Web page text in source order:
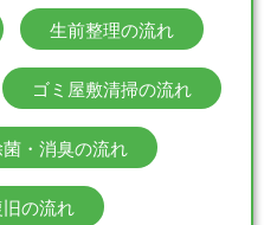
生前整理の流れ
ゴミ屋敷清掃の流れ
・消臭の流れ
の流れ